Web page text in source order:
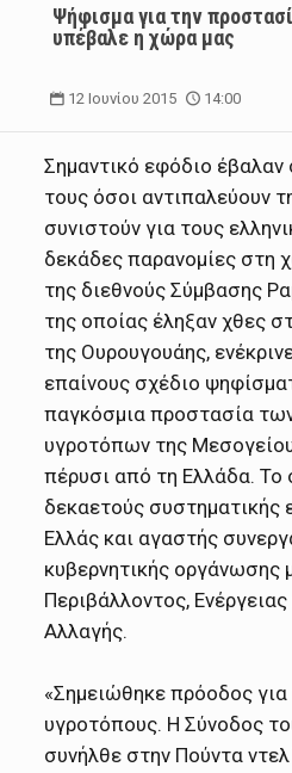
Ψήφισμα για την
υπέβαλε η χώρα μας
12 Ιουνίου 2015 14:00
Σημαντικό εφόδιο
τους όσοι αντιπαλεύουν
συνιστούν για τους
δεκάδες παρανομίες στη
της διεθνούς Σύμβασης
της οποίας έληξαν χθες
της Ουρουγουάης,
επαίνους σχέδιο
παγκόσμια προστασία
υγροτόπων της
πέρυσι από τη Ελλάδα. Το
δεκαετούς συστηματικής
Ελλάς και αγαστής
κυβερνητικής οργάνωσης
Περιβάλλοντος, Ενέργειας
Αλλαγής.
«Σημειώθηκε πρόοδος
υγροτόπους. Η Σύνοδος
συνήλθε στην Πούντα